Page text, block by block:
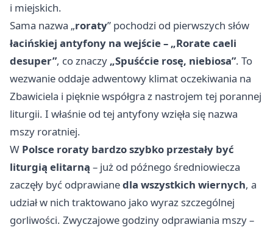
i miejskich.
Sama nazwa „roraty” pochodzi od pierwszych słów
łacińskiej antyfony na wejście – „Rorate caeli
desuper”, co znaczy „Spuśćcie rosę, niebiosa”. To
wezwanie oddaje adwentowy klimat oczekiwania na
Zbawiciela i pięknie współgra z nastrojem tej porannej
liturgii. I właśnie od tej antyfony wzięła się nazwa
mszy roratniej.
W Polsce roraty bardzo szybko przestały być
liturgią elitarną – już od późnego średniowiecza
zaczęły być odprawianedla wszystkich wiernych, a
udział w nich traktowano jako wyraz szczególnej
gorliwości. Zwyczajowe godziny odprawiania mszy –